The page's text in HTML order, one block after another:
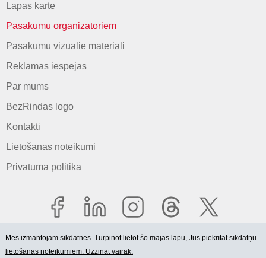
Lapas karte
Pasākumu organizatoriem
Pasākumu vizuālie materiāli
Reklāmas iespējas
Par mums
BezRindas logo
Kontakti
Lietošanas noteikumi
Privātuma politika
Mēs izmantojam sīkdatnes. Turpinot lietot šo mājas lapu, Jūs piekrītatsīkdatņu
lietošanas noteikumiem. Uzzināt vairāk.